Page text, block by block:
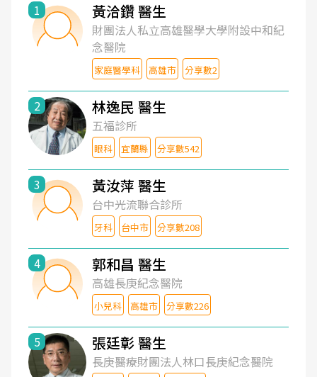
1 黃洽鑽 醫生
財團法人私立高雄醫學大學附設中和紀
念醫院
家庭醫學科 高雄市 分享數2
2 林逸民 醫生
五福診所
眼科 宜蘭縣 分享數542
3 黃汝萍 醫生
台中光流聯合診所
牙科 台中市 分享數208
4 郭和昌 醫生
高雄長庚紀念醫院
小兒科 高雄市 分享數226
5 張廷彰 醫生
長庚醫療財團法人林口長庚紀念醫院